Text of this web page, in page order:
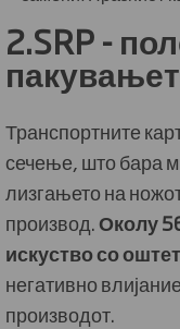
2.SRP -
Транспортните
сечење, што бара
лизгањето на
производ.Околу
искуство со
негативно
производот.